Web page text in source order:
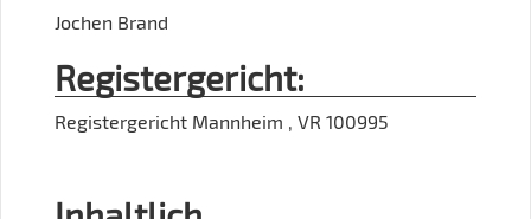
Jochen Brand
Registergericht:
Registergericht Mannheim , VR 100995